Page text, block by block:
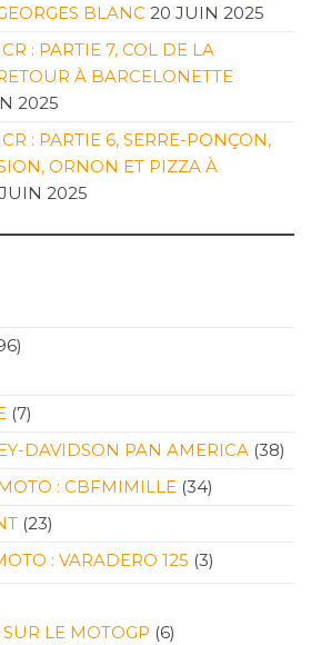
BLANC 20 JUIN 2025
: PARTIE 7, COL DE LA
À BARCELONETTE
2025
: PARTIE 6, SERRE-PONÇON,
ORNON ET PIZZA À
2025
(7)
DAVIDSON PAN AMERICA (38)
: CBFMIMILLE (34)
(23)
: VARADERO 125 (3)
LE MOTOGP (6)